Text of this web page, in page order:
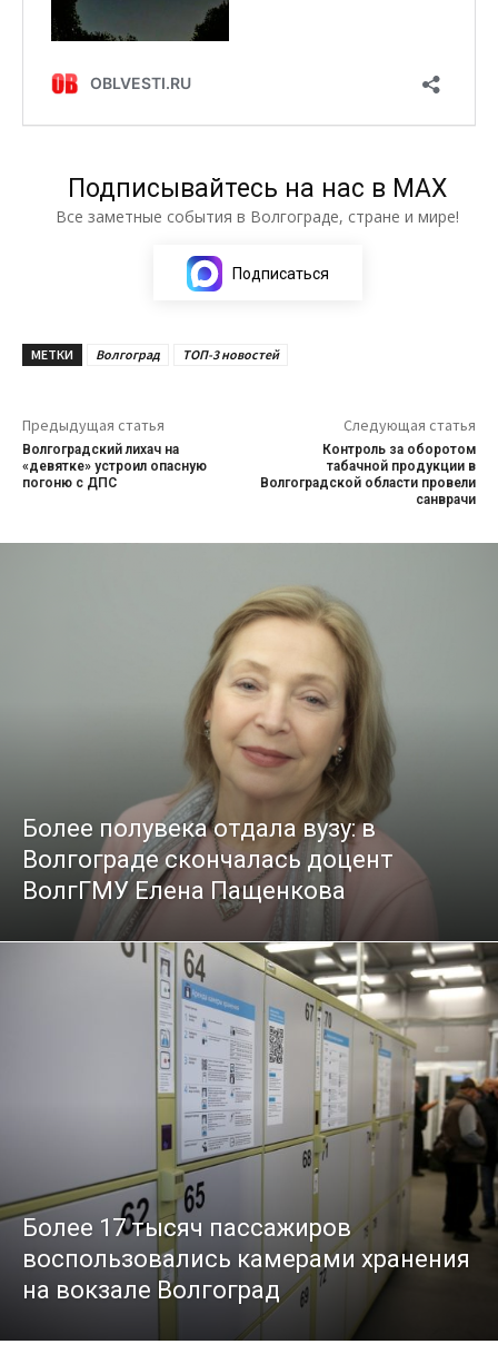
Подписывайтесь на нас в МАХ
Все заметные события в Волгограде, стране и мире!
Подписаться
МЕТКИ Волгоград ТОП-3 новостей
Предыдущая статья
Волгоградский лихач на
«девятке» устроил опасную
погоню с ДПС
Следующая статья
Контроль за оборотом
табачной продукции в
Волгоградской области провели
санврачи
Более полувека отдала вузу: в
Волгограде скончалась доцент
ВолгГМУ Елена Пащенкова
Более 17 тысяч пассажиров
воспользовались камерами хранения
на вокзале Волгоград